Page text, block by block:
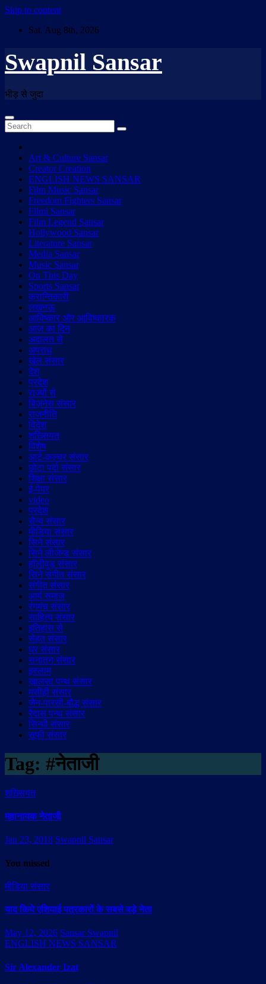
Skip to content
Sat. Aug 8th, 2026
Swapnil Sansar
भीड़ से जुदा
Art & Culture Sansar
Creator Creation
ENGLISH NEWS SANSAR
Film Music Sansar
Freedom Fighters Sansar
Filmi Sansar
Film Legend Sansar
Hollywood Sansar
Literature Sansar
Media Sansar
Music Sansar
On This Day
Sports Sansar
क्रान्तिकारी
लखनऊ
आविष्कार और आविष्कारक
आज का दिन
अदालत से
अपराध
खेल संसार
देश
प्रदेश
राज्यों से
बिज़नेस संसार
राजनीति
विदेश
शख़्सियत
विशेष
आर्ट-कल्चर संसार
छोटा पर्दा संसार
शिक्षा संसार
ई-पेपर
video
प्रदेश
सैन्य संसार
मीडिया संसार
सिने संसार
सिने लीजेन्ड संसार
हॉलीवुड़ संसार
सिने संगीत संसार
संगीत संसार
आर्य समाज
रंगमंच संसार
साहित्य संसार
इतिहास से
सेहत संसार
घर संसार
सनातन संसार
इस्लाम
ख़ालसा पन्थ संसार
मसीही संसार
जैन-पारसी-बौद्ध संसार
रैदास पन्थ संसार
सिन्धी संसार
सूफी संसार
Tag: #नेताजी
शख़्सियत
महानायक नेताजी
Jan 23, 2018 Swapnil Sansar
You missed
मीडिया संसार
याद किये एशियाई पत्रकारों के सबसे बड़े नेता
May 12, 2026 Sansar Swapnil
ENGLISH NEWS SANSAR
Sir Alexander Izat